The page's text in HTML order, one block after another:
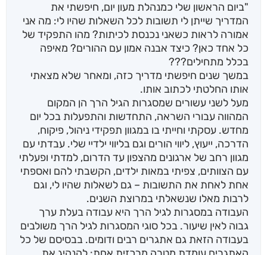
"ביום הראשון שלי כמנהלת מעון יום, חיפשתי את
המדריך שייתן לי תשובות לכל השאלות שהיו לי: מה אני
אמורה לראות כשאני נכנסת לכיתות? מהו התפקיד של
כל אחד כאן? כיצד אבנה אמון עם ההורים? מאיפה
בכלל מתחילים???
במשך שנים חיפשתי מדריך כזה, ומאחר שלא מצאתי
אותו החלטתי לכתוב אותו.
מעל לשני עשורים שמסגרות הגיל הרך הן המקום
המהווה עבורי השראה, התחדשות והתפעלות בכל יום
מחדש. עסקתי וחייתי בו במגוון תפקידי ניהול, פיקוח,
הדרכה, ייעוץ, ליווי הורים וגם בליווי ילדיי שלי. עבדתי עם
מגוון רחב של ארגונים מהצפון עד הדרום, למדתי ופעלתי
עם הצוותים, צפיתי במאות ילדים, הקשבתי להם ואספתי
אחת לאחת את התשובות – גם לשאלות שהיו לי, וגם
לרבות מאלו שנשאלתי במרוצת השנים.
העבודה במסגרות לגיל הרך היא עבודה בעלת ערך
גבוה לאין שיעור. בכל סוגי המסגרות לגיל הרך משולבים
בעבודה הזאת גם אתגרים רבים ודומים. בבסיסם של כל